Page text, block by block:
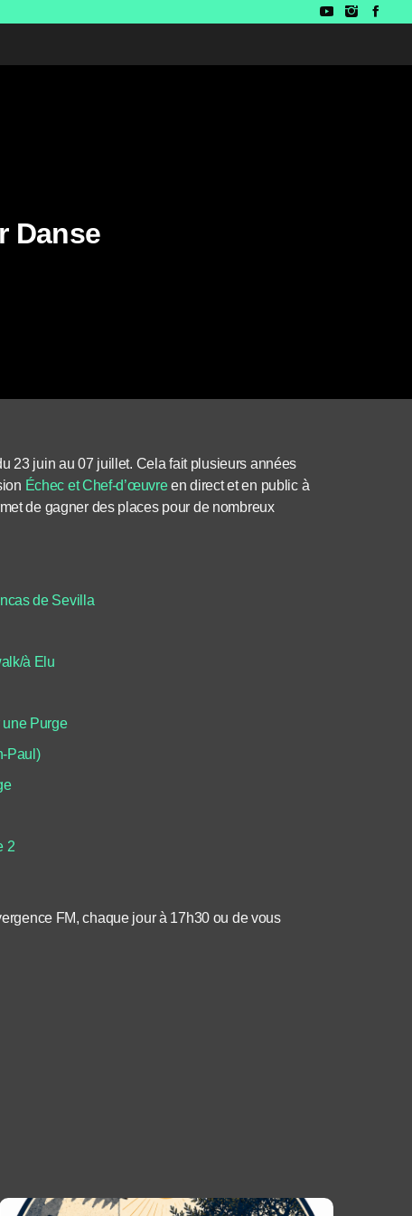
Danse
23 juin au 07 juillet. Cela fait plusieurs années
Échec et Chef-d’œuvreen direct et en public à
de gagner des places pour de nombreux
de Sevilla
à Elu
une Purge
Paul)
2
FM, chaque jour à 17h30 ou de vous